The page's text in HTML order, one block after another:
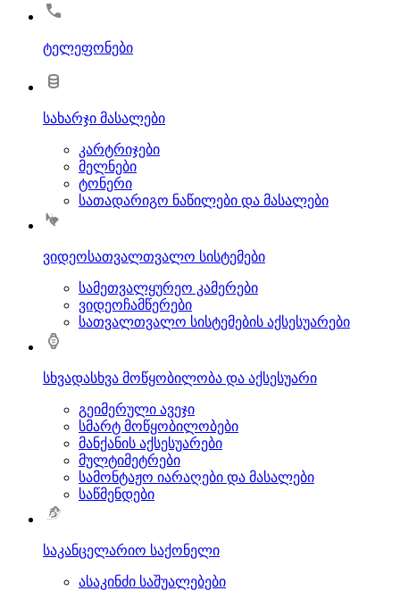
ტელეფონები
სახარჯი მასალები
კარტრიჯები
მელნები
ტონერი
სათადარიგო ნაწილები და მასალები
ვიდეოსათვალთვალო სისტემები
სამეთვალყურეო კამერები
ვიდეოჩამწერები
სათვალთვალო სისტემების აქსესუარები
სხვადასხვა მოწყობილობა და აქსესუარი
გეიმერული ავეჯი
სმარტ მოწყობილობები
მანქანის აქსესუარები
მულტიმეტრები
სამონტაჟო იარაღები და მასალები
საწმენდები
საკანცელარიო საქონელი
ასაკინძი საშუალებები